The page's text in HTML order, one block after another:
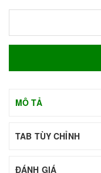
MÔ TẢ
TAB TÙY CHỈNH
ĐÁNH GIÁ